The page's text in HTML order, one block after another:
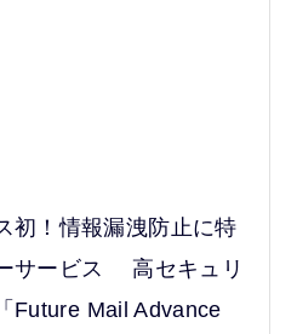
初！情報漏洩防止に特
サービス 高セキュリ
Future Mail Advance